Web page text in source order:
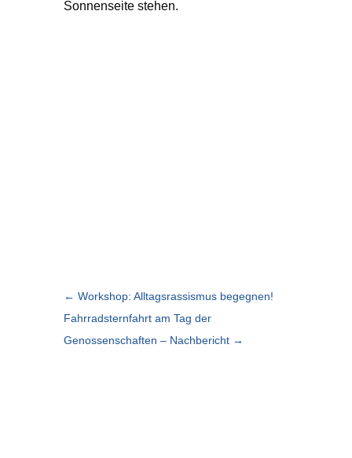
Sonnenseite stehen.
← Workshop: Alltagsrassismus begegnen!
Fahrradsternfahrt am Tag der
Genossenschaften – Nachbericht→